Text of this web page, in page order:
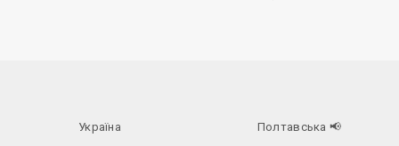
Україна
Полтавська 📢